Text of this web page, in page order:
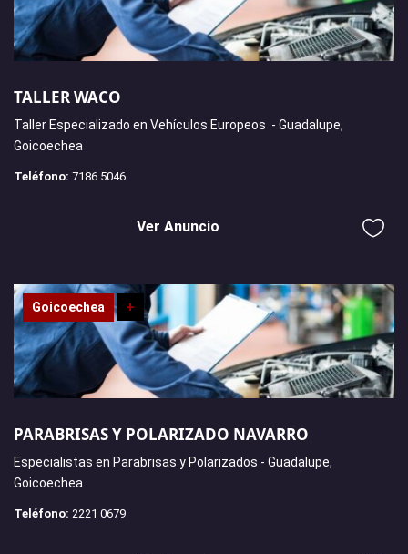
TALLER WACO
Taller Especializado en Vehículos Europeos - Guadalupe,
Goicoechea
Teléfono: 7186 5046
Ver Anuncio
Goicoechea +
PARABRISAS Y POLARIZADO NAVARRO
Especialistas en Parabrisas y Polarizados - Guadalupe,
Goicoechea
Teléfono: 2221 0679